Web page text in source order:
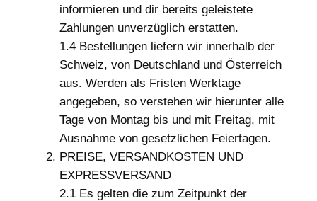
informieren und dir bereits geleistete
Zahlungen unverzüglich erstatten.
1.4 Bestellungen liefern wir innerhalb der
Schweiz, von Deutschland und Österreich
aus. Werden als Fristen Werktage
angegeben, so verstehen wir hierunter alle
Tage von Montag bis und mit Freitag, mit
Ausnahme von gesetzlichen Feiertagen.
PREISE, VERSANDKOSTEN UND
EXPRESSVERSAND
2.1 Es gelten die zum Zeitpunkt der